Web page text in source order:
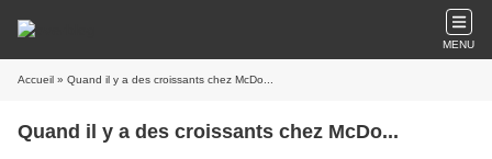
MENU
Accueil » Quand il y a des croissants chez McDo...
Quand il y a des croissants chez McDo...